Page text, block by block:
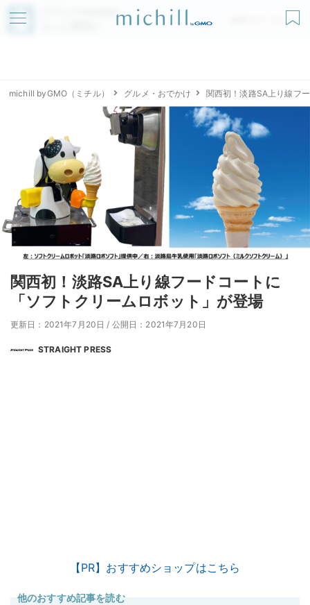
アプリでmichillが
無料ダウンロード
michill byGMO（ミチル） グルメ・おでかけ 関西初！淡路SA上り線フ
関西初！淡路SA上り線フードコートに
「ソフトクリームロボット」が登場
更新日：2021年7月20日 / 公開日：2021年7月20日
STRAIGHT PRESS
【PR】おすすめショップはこちら
他のおすすめ記事を読む